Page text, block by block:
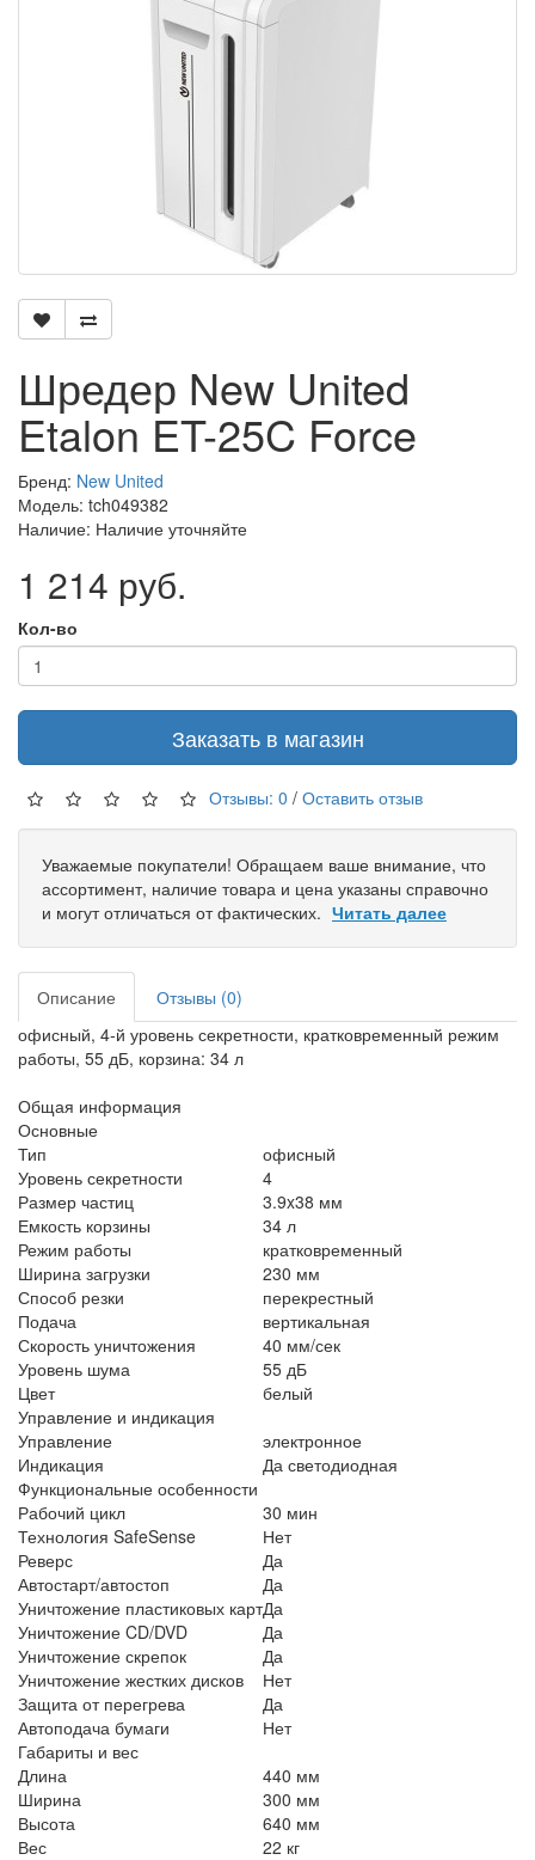
Шредер New United
Etalon ET-25C Force
Бренд: New United
Модель: tch049382
Наличие: Наличие уточняйте
1 214 руб.
Кол-во
Заказать в магазин
Отзывы: 0 / Оставить отзыв
Уважаемые покупатели! Обращаем ваше внимание, что
ассортимент, наличие товара и цена указаны справочно
и могут отличаться от фактических. Читать далее
Описание
Отзывы (0)
офисный, 4-й уровень секретности, кратковременный режим
работы, 55 дБ, корзина: 34 л
Общая информация
Основные
Тип
офисный
Уровень секретности
4
Размер частиц
3.9x38 мм
Емкость корзины
34 л
Режим работы
кратковременный
Ширина загрузки
230 мм
Способ резки
перекрестный
Подача
вертикальная
Скорость уничтожения
40 мм/сек
Уровень шума
55 дБ
Цвет
белый
Управление и индикация
Управление
электронное
Индикация
Да светодиодная
Функциональные особенности
Рабочий цикл
30 мин
Технология SafeSense
Нет
Реверс
Да
Автостарт/автостоп
Да
Уничтожение пластиковых картДа
Уничтожение CD/DVD
Да
Уничтожение скрепок
Да
Уничтожение жестких дисков
Нет
Защита от перегрева
Да
Автоподача бумаги
Нет
Габариты и вес
Длина
440 мм
Ширина
300 мм
Высота
640 мм
Вес
22 кг